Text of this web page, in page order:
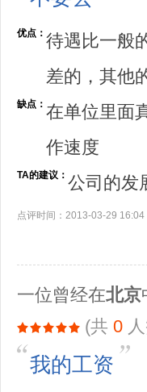
优点： 待遇比一般
差的，其他
缺点： 在单位里面
作速度
TA的建议： 公司的发
点评时间：2013-03-29 16:04
一位曾经在北京
(共 0
我的工资